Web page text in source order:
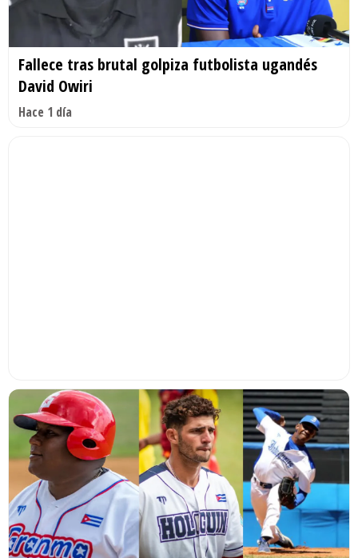
Fallece tras brutal golpiza futbolista ugandés
David Owiri
Hace 1 día